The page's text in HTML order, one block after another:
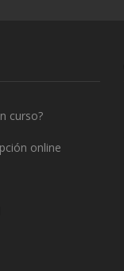
curso?
online